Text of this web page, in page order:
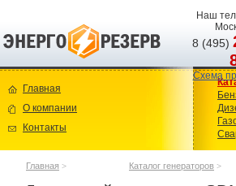
Наш
8 (495)
Схема
Главная
О компании
Контакты
Главная > Каталог генераторов >